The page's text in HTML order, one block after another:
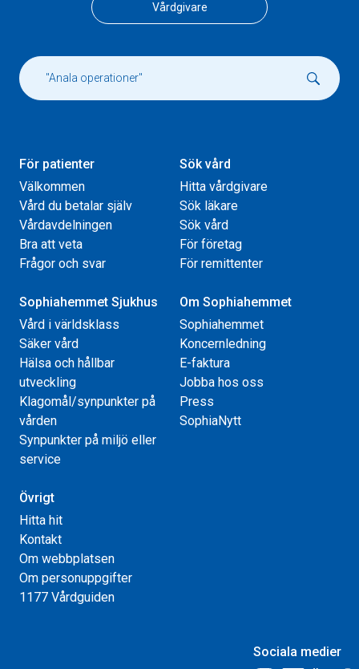
Vårdgivare
För patienter
Välkommen
Vård du betalar själv
Vårdavdelningen
Bra att veta
Frågor och svar
Sök vård
Hitta vårdgivare
Sök läkare
Sök vård
För företag
För remittenter
Sophiahemmet Sjukhus
Vård i världsklass
Säker vård
Hälsa och hållbar
utveckling
Klagomål/synpunkter på
vården
Synpunkter på miljö eller
service
Om Sophiahemmet
Sophiahemmet
Koncernledning
E-faktura
Jobba hos oss
Press
SophiaNytt
Övrigt
Hitta hit
Kontakt
Om webbplatsen
Om personuppgifter
1177 Vårdguiden
Sociala medier